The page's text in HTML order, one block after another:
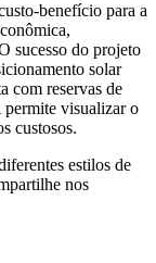
benefício para a
sucesso do projeto
solar
com reservas de
visualizar o
custosos.
estilos de
nos